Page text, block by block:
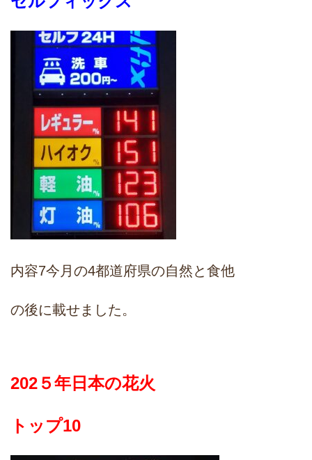
内容7今月の4都道府県の自然と食他
の後に載せました。
202５年日本の花火
トップ10